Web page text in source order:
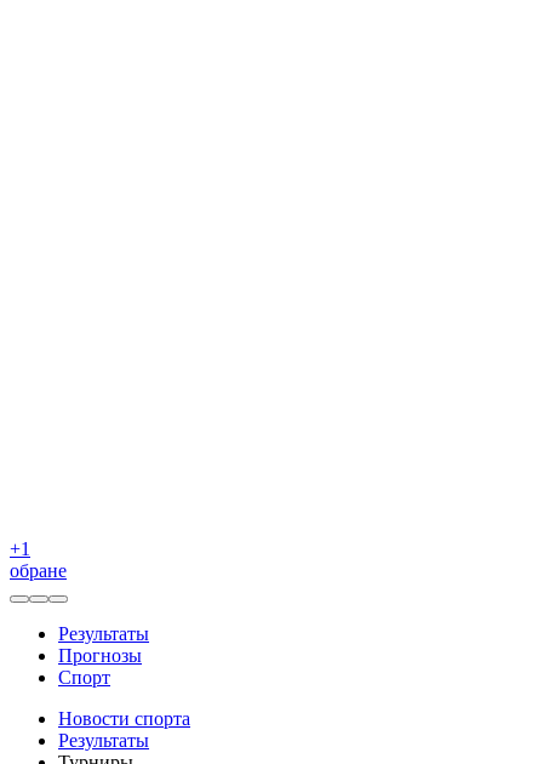
+1
обране
Результаты
Прогнозы
Спорт
Новости спорта
Результаты